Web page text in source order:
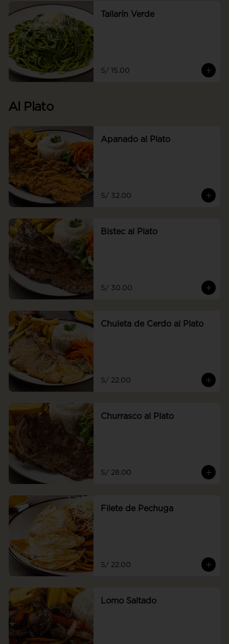
Tallarín Verde
S/ 15.00
Al Plato
Apanado al Plato
S/ 32.00
Bistec al Plato
S/ 30.00
Chuleta de Cerdo al Plato
S/ 22.00
Churrasco al Plato
S/ 28.00
Filete de Pechuga
S/ 22.00
Lomo Saltado